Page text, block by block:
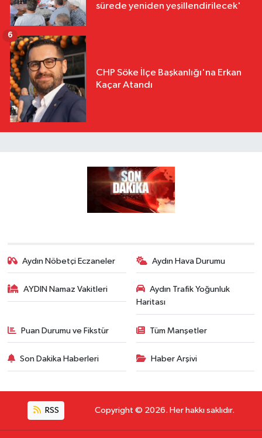
sürede yeniden yeşillendirilecek'
CHP Söke İlçe Başkanlığı'na Erkan
Kaçar Atandı
6
Aydın Nöbetçi Eczaneler Aydın Hava Durumu
AYDIN Namaz Vakitleri
Aydın Trafik Yoğunluk
Haritası
Puan Durumu ve Fikstür Tüm Manşetler
Son Dakika Haberleri Haber Arşivi
RSS Copyright © 2026. Her hakkı saklıdır.